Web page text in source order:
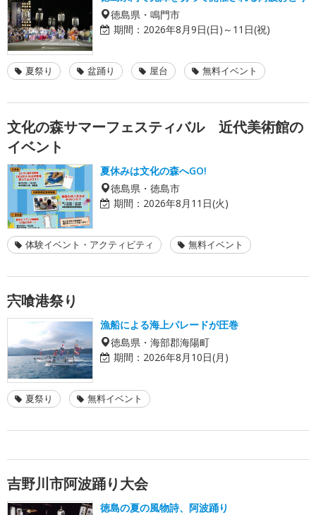
徳島県・鳴門市
期間： 2026年8月9日(日)～11日(祝)
夏祭り 盆踊り 屋台 無料イベント
文化の森サマーフェスティバル 近代美術館の
イベント
夏休みは文化の森へGO!
徳島県・徳島市
期間： 2026年8月11日(火)
体験イベント・アクティビティ 無料イベント
宍喰港祭り
漁船による海上パレードが圧巻
徳島県・海部郡海陽町
期間： 2026年8月10日(月)
夏祭り 無料イベント
吉野川市阿波踊り大会
徳島の夏の風物詩、阿波踊り